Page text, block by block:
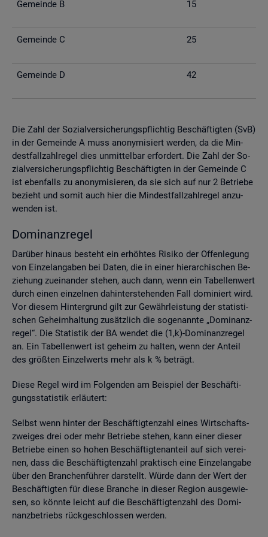
Ge­mein­de B 15
Ge­mein­de C 25
Ge­mein­de D 42
Die Zahl der So­zi­al­ver­si­che­rungs­pflich­tig Be­schäf­tig­ten (SvB)
in der Ge­mein­de A muss an­ony­mi­siert wer­den, da die Min­
dest­fall­zahl­re­gel dies un­mit­tel­bar er­for­dert. Die Zahl der So­
zi­al­ver­si­che­rungs­pflich­tig Be­schäf­tig­ten in der Ge­mein­de C
ist eben­falls zu an­ony­mi­sie­ren, da sie sich auf nur 2 Be­trie­be
be­zieht und somit auch hier die Min­dest­fall­zahl­re­gel an­zu­
wen­den ist.
Do­mi­nanz­re­gel
Dar­über hin­aus be­steht ein er­höh­tes Ri­si­ko der Of­fen­le­gung
von Ein­zel­an­ga­ben bei Daten, die in einer hier­ar­chi­schen Be­
zie­hung zu­ein­an­der ste­hen, auch dann, wenn ein Ta­bel­len­wert
durch einen ein­zel­nen da­hin­ter­ste­hen­den Fall do­mi­niert wird.
Vor die­sem Hin­ter­grund gilt zur Ge­währ­leis­tung der sta­tis­ti­
schen Ge­heim­hal­tung zu­sätz­lich die so­ge­nann­te „Do­mi­nanz­
re­gel“. Die Sta­tis­tik der BA wen­det die (1,k)-Do­mi­nanz­re­gel
an. Ein Ta­bel­len­wert ist ge­heim zu hal­ten, wenn der An­teil
des grö­ß­ten Ein­zel­werts mehr als k % be­trägt.
Diese Regel wird im Fol­gen­den am Bei­spiel der Be­schäf­ti­
gungs­sta­tis­tik er­läu­tert:
Selbst wenn hin­ter der Be­schäf­tig­ten­zahl eines Wirt­schafts­
zwei­ges drei oder mehr Be­trie­be ste­hen, kann einer die­ser
Be­trie­be einen so hohen Be­schäf­tig­ten­an­teil auf sich ver­ei­
nen, dass die Be­schäf­tig­ten­zahl prak­tisch eine Ein­zel­an­ga­be
über den Bran­chen­füh­rer dar­stellt. Würde dann der Wert der
Be­schäf­tig­ten für diese Bran­che in die­ser Re­gi­on aus­ge­wie­
sen, so könn­te leicht auf die Be­schäf­tig­ten­zahl des Do­mi­
nanz­be­triebs rück­ge­schlos­sen wer­den.